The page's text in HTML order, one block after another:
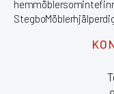
hem möbler som inte
Stegbo Möbler hjälper